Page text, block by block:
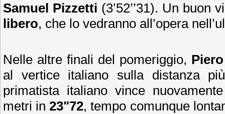
Samuel Pizzetti (3’52’’31). Un buon
libero, che lo vedranno all’opera
Nelle altre finali del pomeriggio,
al vertice italiano sulla distanza
primatista italiano vince
metri in 23"72, tempo comunque